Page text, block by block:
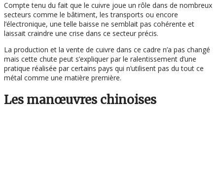
Compte tenu du fait que le cuivre joue un rôle dans de nombreux
secteurs comme le bâtiment, les transports ou encore
l’électronique, une telle baisse ne semblait pas cohérente et
laissait craindre une crise dans ce secteur précis.
La production et la vente de cuivre dans ce cadre n’a pas changé
mais cette chute peut s’expliquer par le ralentissement d’une
pratique réalisée par certains pays qui n’utilisent pas du tout ce
métal comme une matière première.
Les manœuvres chinoises